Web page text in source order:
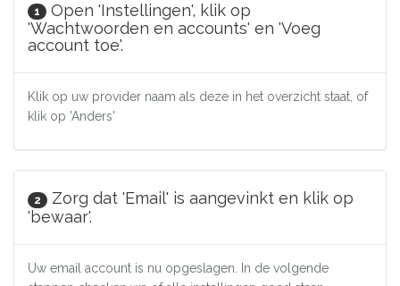
1
Open 'Instellingen', klik op
'Wachtwoorden en accounts' en 'Voeg
account toe'.
Klik op uw provider naam als deze in het overzicht staat, of
klik op 'Anders'
2
Zorg dat 'Email' is aangevinkt en klik op
'bewaar'.
Uw email account is nu opgeslagen. In de volgende